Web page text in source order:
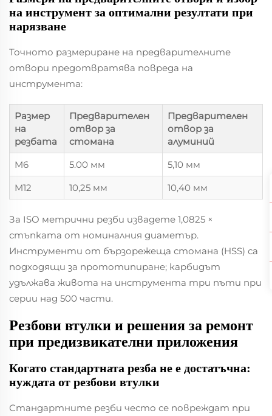
на инструмент за оптимални резултати при
нарязване
Точното размериране на предварителните
отвори предотвратява повреда на
инструмента:
Размер
на
резбата
Предварителен
отвор за
стомана
Предварителен
отвор за
алуминий
M6
5.00 мм
5,10 мм
M12
10,25 мм 10,40 мм
За ISO метрични резби извадете 1,0825 ×
стъпката от номиналния диаметър.
Инструменти от бързорежеща стомана (HSS) са
подходящи за прототипиране; карбидът
удължава живота на инструмента три пъти при
серии над 500 части.
Резбови втулки и решения за ремонт
при предизвикателни приложения
Когато стандартната резба не е достатъчна:
нуждата от резбови втулки
Стандартните резби често се повреждат при